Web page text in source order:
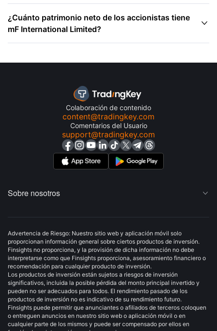
¿Cuánto patrimonio neto de los accionistas tiene
mF International Limited?

Colaboración de contenido
content@tradingkey.com
Comentarios del Usuario
support@tradingkey.com
Sobre nosotros 
Advertencia de Riesgo: Nuestro sitio web y aplicación móvil solo
proporcionan información general sobre ciertos productos de inversión.
Finsights no proporciona, y la provisión de dicha información no debe
interpretarse como que Finsights proporciona, asesoramiento financiero o
recomendación para cualquier producto de inversión.
Los productos de inversión están sujetos a riesgos de inversión
significativos, incluida la posible pérdida del monto principal invertido y
pueden no ser adecuados para todos. El rendimiento pasado de los
productos de inversión no es indicativo de su rendimiento futuro.
Finsights puede permitir que anunciantes o afiliados de terceros coloquen
o entreguen anuncios en nuestro sitio web o aplicación móvil o en
cualquier parte de los mismos y puede ser compensado por ellos en